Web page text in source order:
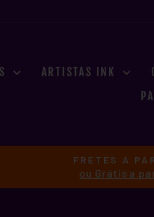
ARTISTAS INK
FRETES A
ou Grátis a